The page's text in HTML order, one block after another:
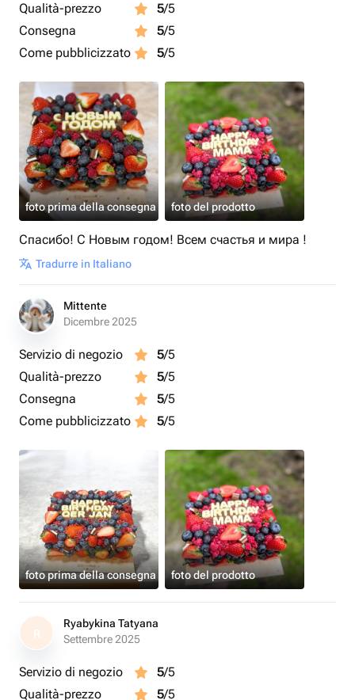
Qualità-prezzo
5/5
Consegna
5/5
Come pubblicizzato
5/5
foto prima della consegna foto del prodotto
Спасибо! С Новым годом! Всем счастья и мира !
Tradurre in Italiano
Mittente
Dicembre 2025
Servizio di negozio 5/5
Qualità-prezzo
5/5
Consegna
5/5
Come pubblicizzato
5/5
foto prima della consegna foto del prodotto
R
Ryabykina Tatyana
Settembre 2025
Servizio di negozio 5/5
Qualità-prezzo
5/5